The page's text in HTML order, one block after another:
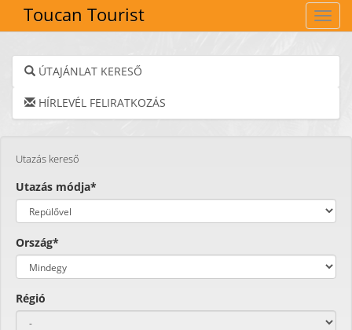
Toucan Tourist
ÚTAJÁNLAT KERESŐ
HÍRLEVÉL FELIRATKOZÁS
Utazás kereső
Utazás módja*
Ország*
Régió